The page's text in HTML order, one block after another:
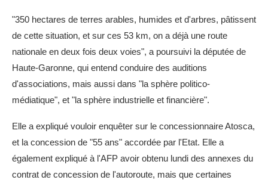
"350 hectares de terres arables, humides et d'arbres, pâtissent
de cette situation, et sur ces 53 km, on a déjà une route
nationale en deux fois deux voies", a poursuivi la députée de
Haute-Garonne, qui entend conduire des auditions
d'associations, mais aussi dans "la sphère politico-
médiatique", et "la sphère industrielle et financière".
Elle a expliqué vouloir enquêter sur le concessionnaire Atosca,
et la concession de "55 ans" accordée par l'Etat. Elle a
également expliqué à l'AFP avoir obtenu lundi des annexes du
contrat de concession de l'autoroute, mais que certaines